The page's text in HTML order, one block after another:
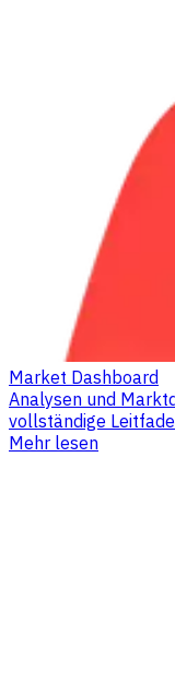
Market Dashboard
Analysen und
vollständige
Mehr lesen